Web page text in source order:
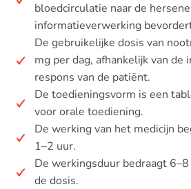
bloedcirculatie naar de
informatieverwerking
De gebruikelijke dosis van
mg per dag, afhankelijk van de
respons van de patiënt.
De toedieningsvorm is een
voor orale toediening.
De werking van het medicijn
1–2 uur.
De werkingsduur bedraagt
de dosis.